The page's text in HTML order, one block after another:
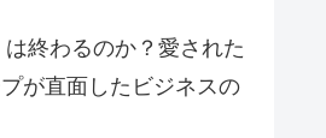
終わるのか？愛された
が直面したビジネスの